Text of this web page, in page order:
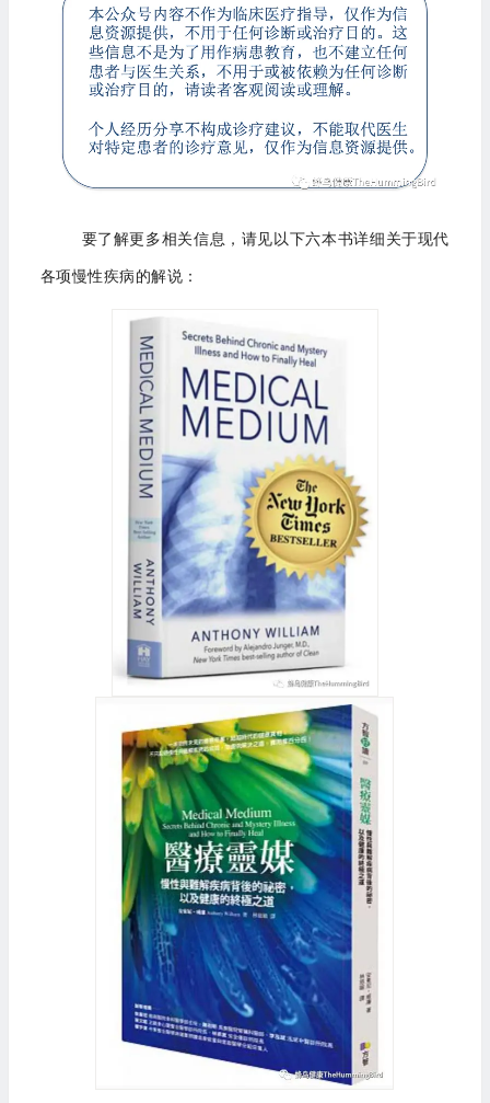
要了解更多相关信息，请见以下六本书详细关于现代
各项慢性疾病的解说：